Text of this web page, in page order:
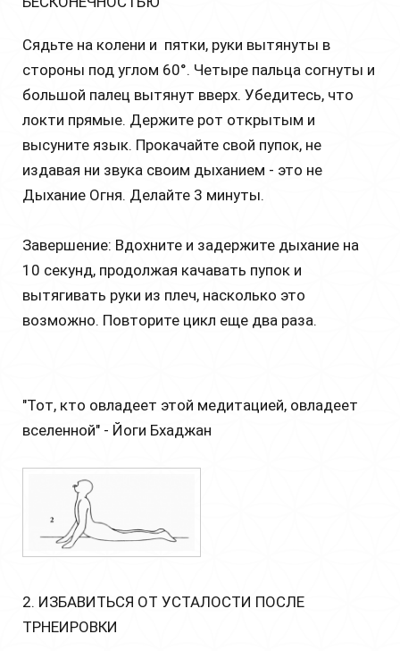
Сядьте на колени и пятки, руки вытянуты в
стороны под углом 60°. Четыре пальца согнуты и
большой палец вытянут вверх. Убедитесь, что
локти прямые. Держите рот открытым и
высуните язык. Прокачайте свой пупок, не
издавая ни звука своим дыханием - это не
Дыхание Огня. Делайте 3 минуты.
Завершение: Вдохните и задержите дыхание на
10 секунд, продолжая качавать пупок и
вытягивать руки из плеч, насколько это
возможно. Повторите цикл еще два раза.
"Тот, кто овладеет этой медитацией, овладеет
вселенной" - Йоги Бхаджан
2. ИЗБАВИТЬСЯ ОТ УСТАЛОСТИ ПОСЛЕ
ТРНЕИРОВКИ